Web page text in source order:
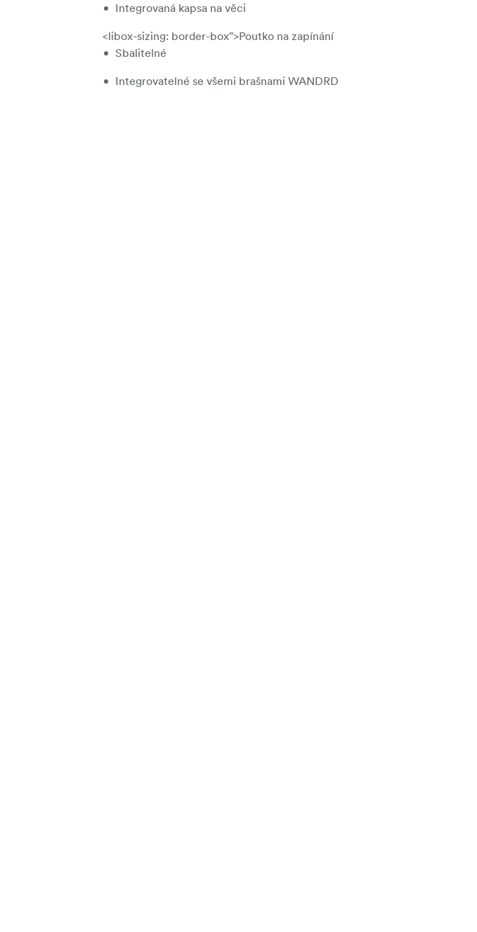
Integrovaná kapsa na věci
<libox-sizing: border-box">Poutko na zapínání
Sbalitelné
Integrovatelné se všemi brašnami WANDRD